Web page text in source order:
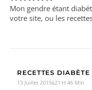
Mon gendre étant
votre site, ou les
RECETTES
13 Juillet 2019à21 H 46 Min